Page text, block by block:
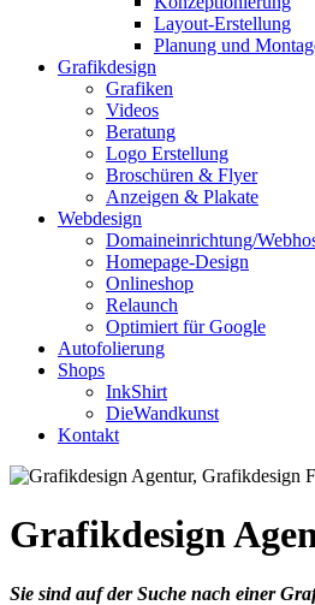
Layout-Erstellung
Planung und
Grafikdesign
Grafiken
Videos
Beratung
Logo Erstellung
Broschüren & Flyer
Anzeigen & Plakate
Webdesign
Domaineinrichtung/
Homepage-Design
Onlineshop
Relaunch
Optimiert für Google
Autofolierung
Shops
InkShirt
DieWandkunst
Kontakt
Grafikdesign
Sie sind auf der Suche nach einer